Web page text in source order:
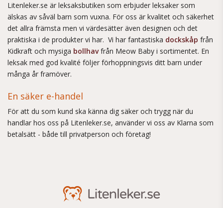
Litenleker.se är leksaksbutiken som erbjuder leksaker som
älskas av såväl barn som vuxna. För oss är kvalitet och säkerhet
det allra främsta men vi värdesätter även designen och det
praktiska i de produkter vi har. Vi har fantastiska dockskåp från
Kidkraft och mysiga bollhavfrån Meow Baby i sortimentet. En
leksak med god kvalité följer förhoppningsvis ditt barn under
många år framöver.
En säker e-handel
För att du som kund ska känna dig säker och trygg när du
handlar hos oss på Litenleker.se, använder vi oss av Klarna som
betalsätt - både till privatperson och företag!